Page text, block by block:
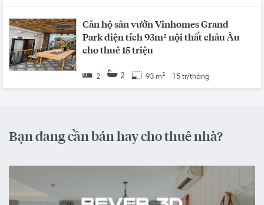
Căn hộ sân vườn Vinhomes Grand
Park diện tích 93m² nội thất châu Âu
cho thuê 15 triệu
2 2 93 m² 15 tr/tháng
Bạn đang cần bán hay cho thuê nhà?